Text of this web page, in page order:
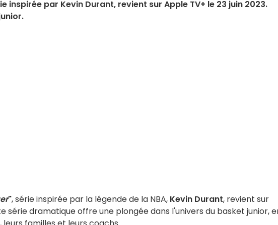
inspirée par Kevin Durant, revient sur Apple TV+ le 23 juin 2023.
", série inspirée par la légende de la NBA, Kevin Durant, revient sur
série dramatique offre une plongée dans l'univers du basket junior,